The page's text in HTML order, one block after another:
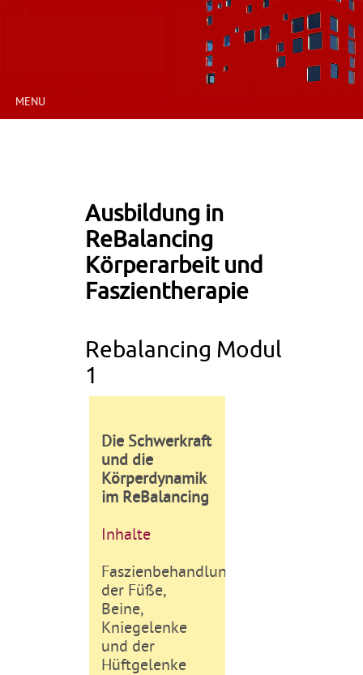
MENU
Ausbildung in
ReBalancing
Körperarbeit und
Faszientherapie
Rebalancing Modul
1
Die Schwerkraft
und die
Körperdynamik
im ReBalancing
Inhalte
Faszienbehandlungen
der Füße,
Beine,
Kniegelenke
und der
Hüftgelenke